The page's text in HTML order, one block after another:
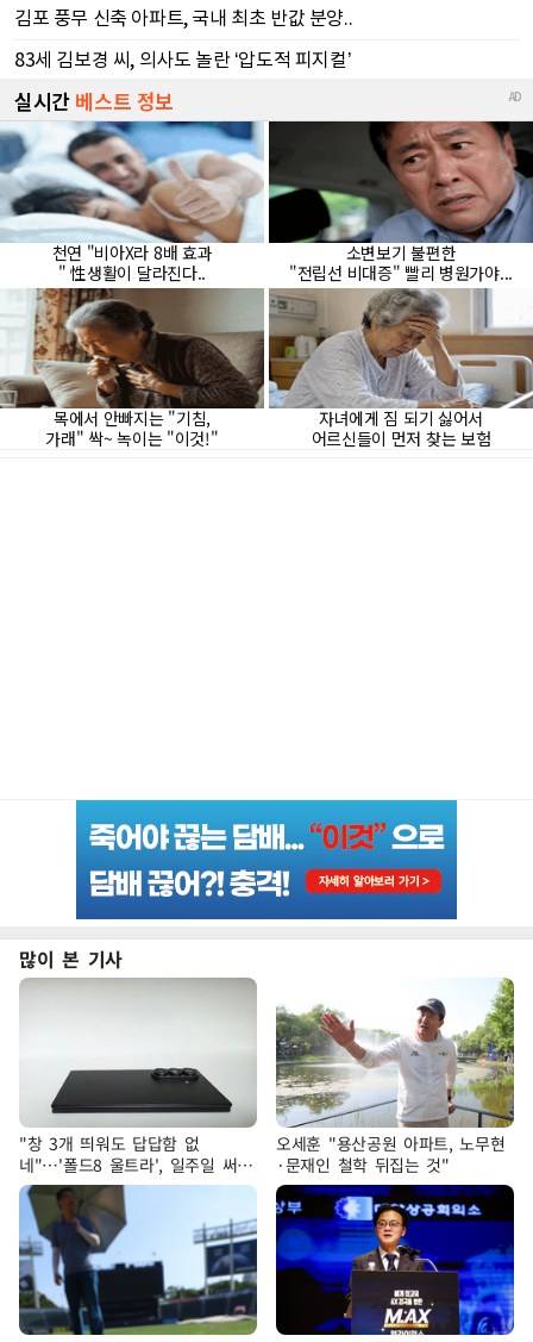
많이 본 기사
"창 3개 띄워도 답답함 없
네"…'폴드8 울트라', 일주일 써보
니
오세훈 "용산공원 아파트, 노무현
·문재인 철학 뒤집는 것"